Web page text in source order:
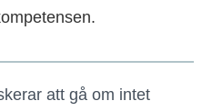
att gå om intet